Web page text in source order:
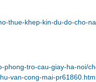
thue-khep-kin-du-do-cho-
phong-tro-cau-giay-ha-noi/
van-cong-mai-